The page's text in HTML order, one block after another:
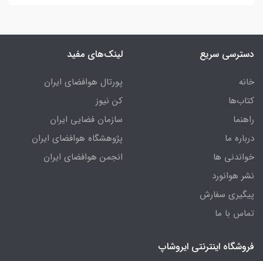
دسترسی سریع
خانه
کتاب‌ها
راهنما
درباره ما
خواندنی ها
نشر هوانورد
پیگیری سفارش
تماس با ما
لینک‌های مفید
پورتال هوافضای ایران
کن نیوز
سازمان فضایی ایران
پژوهشگاه هوافضای ایران
انجمن هوافضای ایران
فروشگاه اینترنتی ایروشاپ